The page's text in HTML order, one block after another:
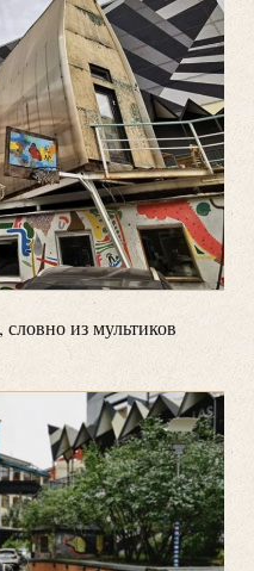
из мультиков